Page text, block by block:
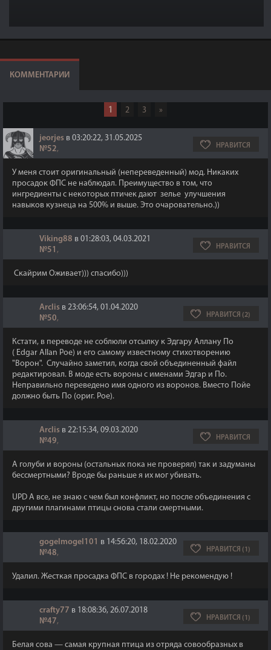
КОММЕНТАРИИ
1 2 3 »
jeorjes в 03:20:22, 31.05.2025
№52, НРАВИТСЯ
У меня стоит оригинальный (непереведенный) мод. Никаких
просадок ФПС не наблюдал. Преимущество в том, что
ингредиенты с некоторых птичек дают зелье улучшения
навыков кузнеца на 500% и выше. Это очаровательно.))
Viking88 в 01:28:03, 04.03.2021
№51 , НРАВИТСЯ
Скайрим Оживает))) спасибо)))
Arclis в 23:06:54, 01.04.2020
№50, НРАВИТСЯ (2)
Кстати, в переводе не соблюли отсылку к Эдгару Аллану По
( Edgar Allan Poe) и его самому известному стихотворению
"Ворон". Случайно заметил, когда свой объединенный файл
редактировал. В моде есть вороны с именами Эдгар и По.
Неправильно переведено имя одного из воронов. Вместо Пойе
должно быть По (ориг. Poe).
Arclis в 22:15:34, 09.03.2020
№49, НРАВИТСЯ
А голуби и вороны (остальных пока не проверял) так и задуманы
бессмертными? Вроде бы раньше я их мог убивать.
UPD А все, не знаю с чем был конфликт, но после объединения с
другими плагинами птицы снова стали смертными.
gogelmogel101 в 14:56:20, 18.02.2020
№48, НРАВИТСЯ (1)
Удалил. Жесткая просадка ФПС в городах ! Не рекомендую !
crafty77 в 18:08:36, 26.07.2018
№47, НРАВИТСЯ (1)
Белая сова — самая крупная птица из отряда совообразных в